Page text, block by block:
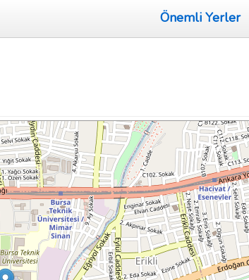
Önemli Yerler